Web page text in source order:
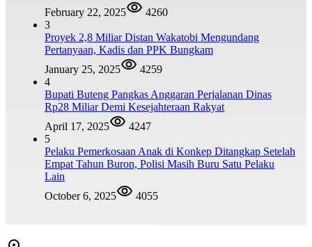
February 22, 2025
4260
3
Proyek 2,8 Miliar Distan Wakatobi Mengundang
Pertanyaan, Kadis dan PPK Bungkam
January 25, 2025
4259
4
Bupati Buteng Pangkas Anggaran Perjalanan Dinas
Rp28 Miliar Demi Kesejahteraan Rakyat
April 17, 2025
4247
5
Pelaku Pemerkosaan Anak di Konkep Ditangkap Setelah
Empat Tahun Buron, Polisi Masih Buru Satu Pelaku
Lain
October 6, 2025
4055